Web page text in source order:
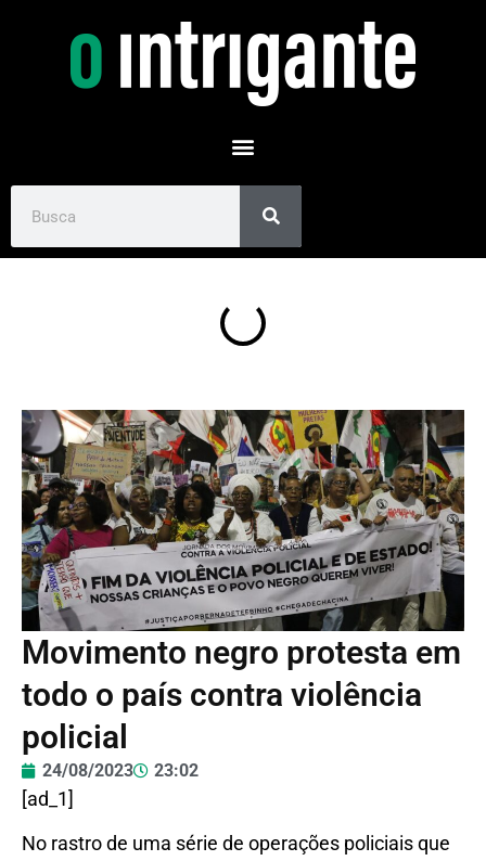
Movimento negro protesta em
todo o país contra violência
policial
24/08/2023 23:02
[ad_1]
No rastro de uma série de operações policiais que